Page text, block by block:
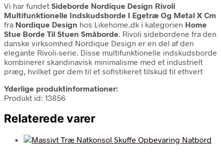
Vi har fundet Sideborde Nordique Design Rivoli
Multifunktionelle Indskudsborde I Egetræ Og Metal X Cm
fra Nordique Design hos Likehome.dk i kategorien Home
Stue Borde Til Stuen Småborde. Rivoli sidebordene fra den
danske virksomhed Nordique Design er en del af den
elegante Rivoli-serie. Disse multifunktionelle indskudsborde
kombinerer skandinavisk minimalisme med et industrielt
præg, hvilket gør dem til et sofistikeret tilskud til ethvert
Yderlige produktinformationer:
Produkt id: 13856
Relaterede varer